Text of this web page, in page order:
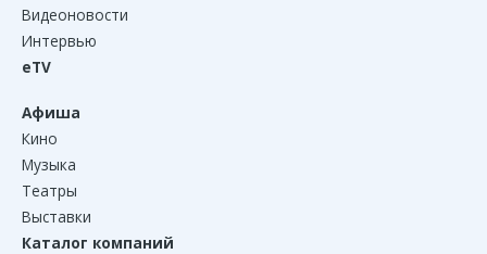
Видеоновости
Интервью
eTV
Афиша
Кино
Музыка
Театры
Выставки
Каталог компаний